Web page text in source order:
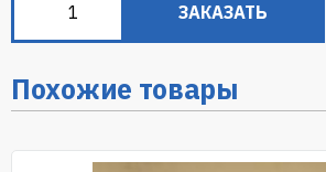
ЗАКАЗАТЬ
Похожие товары